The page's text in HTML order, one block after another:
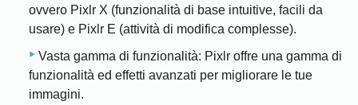
ovvero Pixlr X (funzionalità di base intuitive, facili da
usare) e Pixlr E (attività di modifica complesse).
Vasta gamma di funzionalità: Pixlr offre una gamma di
funzionalità ed effetti avanzati per migliorare le tue
immagini.